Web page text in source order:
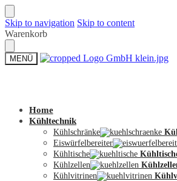
Skip to navigation Skip to content
Warenkorb
MENÜ
Zum Shop
Home
Kühltechnik
Kühlschränke
Eiswürfelbereiter
Kühltische
Kühlzellen
Kühlvitrinen